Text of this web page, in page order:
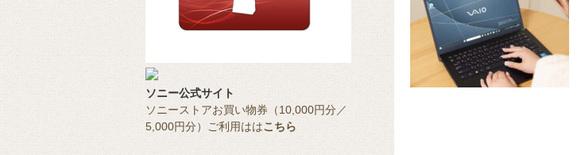
ソニー公式サイト
ソニーストアお買い物券（10,000円分／
5,000円分）ご利用ははこちら